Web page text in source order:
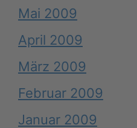
Mai 2009
April 2009
März 2009
Februar 2009
Januar 2009